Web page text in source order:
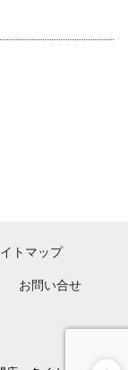
トマップ
お問い合せ